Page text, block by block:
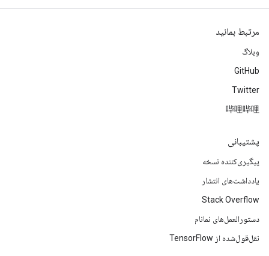
مرتبط بمانید
وبلاگ
GitHub
Twitter
哔哩哔哩
پشتیبانی
پیگیری‌کننده نسخه
یادداشت‌های انتشار
Stack Overflow
دستورالعمل‌های نمانام
نقل‌قول‌شده از TensorFlow